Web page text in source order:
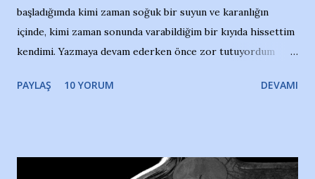
başladığımda kimi zaman soğuk bir suyun ve karanlığın
içinde, kimi zaman sonunda varabildiğim bir kıyıda hissettim
kendimi. Yazmaya devam ederken önce zor tutuyordum
Yazımı, ağlayarak bitirebildim ancak…Kendisinin web
Nesrin’in Hikayesi’ne başlıyorum… 1964 Adana Yüzme
PAYLAŞ 10 YORUM DEVAMI